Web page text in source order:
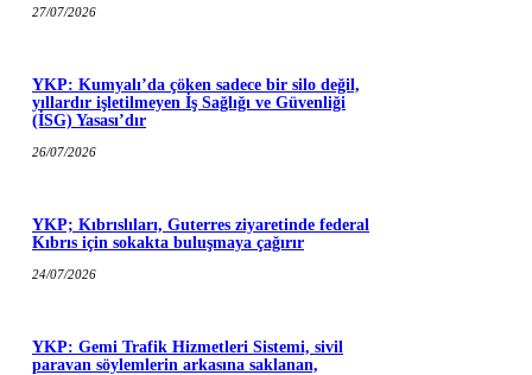
27/07/2026
YKP: Kumyalı’da çöken sadece bir silo değil,
yıllardır işletilmeyen İş Sağlığı ve Güvenliği
(İSG) Yasası’dır
26/07/2026
YKP; Kıbrıslıları, Guterres ziyaretinde federal
Kıbrıs için sokakta buluşmaya çağırır
24/07/2026
YKP: Gemi Trafik Hizmetleri Sistemi, sivil
paravan söylemlerin arkasına saklanan,